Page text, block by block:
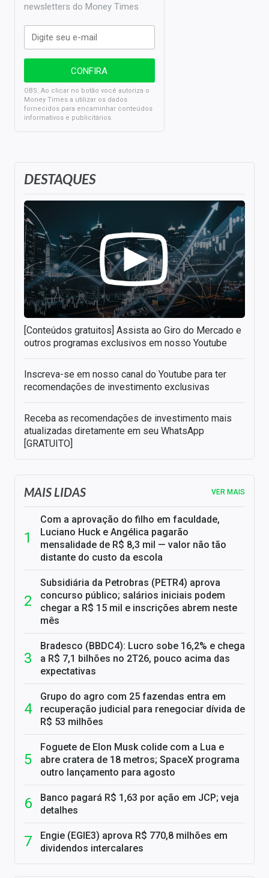
DESTAQUES
[Conteúdos gratuitos] Assista ao Giro do Mercado e
outros programas exclusivos em nosso Youtube
Inscreva-se em nosso canal do Youtube para ter
recomendações de investimento exclusivas
Receba as recomendações de investimento mais
atualizadas diretamente em seu WhatsApp
[GRATUITO]
newsletters do Money Times
OBS: Ao clicar no botão você autoriza o
Money Times a utilizar os dados
fornecidos para encaminhar conteúdos
informativos e publicitários.
MAIS LIDAS VER MAIS
Com a aprovação do filho em faculdade,
Luciano Huck e Angélica pagarão
mensalidade de R$ 8,3 mil — valor não tão
distante do custo da escola
Subsidiária da Petrobras (PETR4) aprova
concurso público; salários iniciais podem
chegar a R$ 15 mil e inscrições abrem neste
mês
Bradesco (BBDC4): Lucro sobe 16,2% e chega
a R$ 7,1 bilhões no 2T26, pouco acima das
expectativas
Grupo do agro com 25 fazendas entra em
recuperação judicial para renegociar dívida de
R$ 53 milhões
Foguete de Elon Musk colide com a Lua e
abre cratera de 18 metros; SpaceX programa
outro lançamento para agosto
Banco pagará R$ 1,63 por ação em JCP; veja
detalhes
Engie (EGIE3) aprova R$ 770,8 milhões em
dividendos intercalares